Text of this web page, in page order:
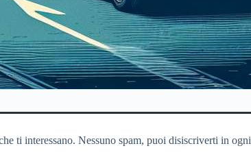
ti interessano. Nessuno spam, puoi disiscriverti in ogni